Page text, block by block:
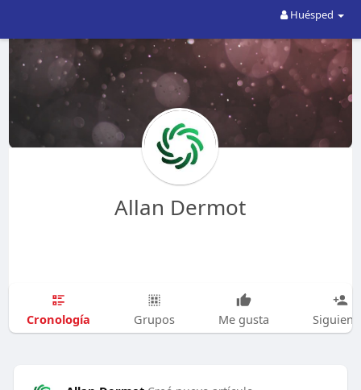
Huésped
Allan Dermot
Cronología Grupos Me gusta